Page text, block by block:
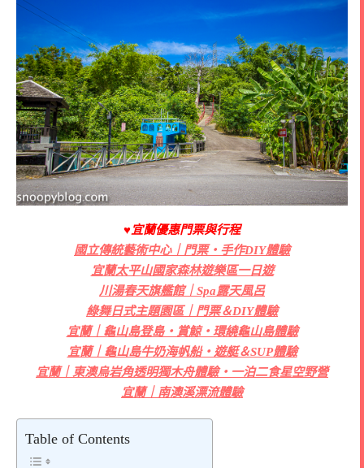
♥宜蘭優惠門票與行程
國立傳統藝術中心｜門票・手作DIY體驗
宜蘭太平山國家森林遊樂區一日遊
川湯春天旗艦館｜Spa露天風呂
綠舞日式主題園區｜門票＆DIY體驗
宜蘭｜龜山島登島・賞鯨・環繞龜山島體驗
宜蘭｜龜山島牛奶海帆船・遊艇＆SUP體驗
宜蘭｜東澳烏岩角透明獨木舟體驗・一泊二食星空野營
宜蘭｜南澳溪漂流體驗
Table of Contents